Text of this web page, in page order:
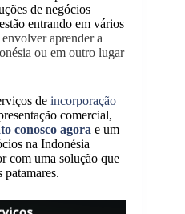
de negócios
entrando em vários
aprender a
ou em outro lugar
de incorporação
comercial,
conosco agora e um
na Indonésia
com uma solução que
patamares.